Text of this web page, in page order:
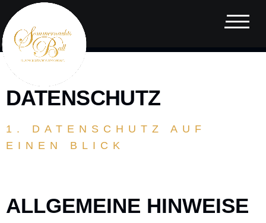
DATENSCHUTZ
1. DATENSCHUTZ AUF
EINEN BLICK
ALLGEMEINE HINWEISE